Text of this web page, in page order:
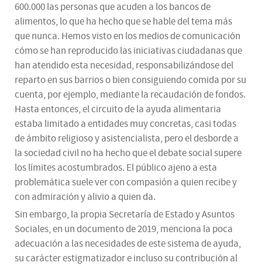
600.000 las personas que acuden a los bancos de
alimentos, lo que ha hecho que se hable del tema más
que nunca. Hemos visto en los medios de comunicación
cómo se han reproducido las iniciativas ciudadanas que
han atendido esta necesidad, responsabilizándose del
reparto en sus barrios o bien consiguiendo comida por su
cuenta, por ejemplo, mediante la recaudación de fondos.
Hasta entonces, el circuito de la ayuda alimentaria
estaba limitado a entidades muy concretas, casi todas
de ámbito religioso y asistencialista, pero el desborde a
la sociedad civil no ha hecho que el debate social supere
los límites acostumbrados. El público ajeno a esta
problemática suele ver con compasión a quien recibe y
con admiración y alivio a quien da.
Sin embargo, la propia Secretaría de Estado y Asuntos
Sociales, en un documento de 2019, menciona la poca
adecuación a las necesidades de este sistema de ayuda,
su carácter estigmatizador e incluso su contribución al